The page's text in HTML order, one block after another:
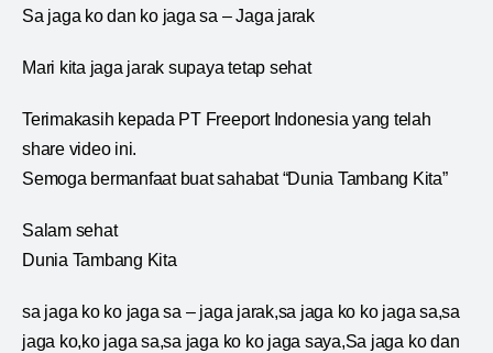
Sa jaga ko dan ko jaga sa – Jaga jarak
Mari kita jaga jarak supaya tetap sehat
Terimakasih kepada PT Freeport Indonesia yang telah
share video ini.
Semoga bermanfaat buat sahabat “Dunia Tambang Kita”
Salam sehat
Dunia Tambang Kita
sa jaga ko ko jaga sa – jaga jarak,sa jaga ko ko jaga sa,sa
jaga ko,ko jaga sa,sa jaga ko ko jaga saya,Sa jaga ko dan